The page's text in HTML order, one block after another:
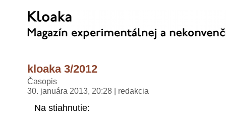
kloaka 3/2012
Časopis
30. januára 2013, 20:28 | redakcia
Na stiahnutie: